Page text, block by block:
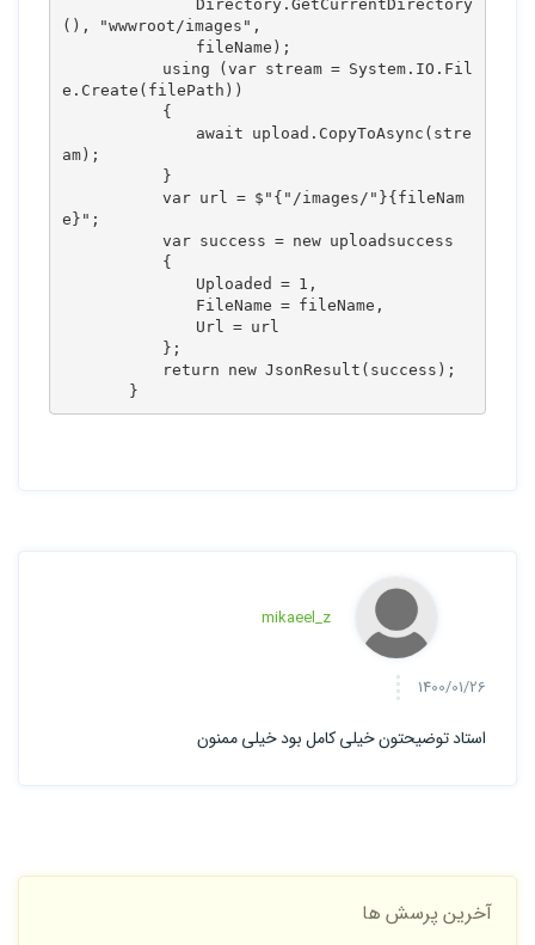
(), "wwwroot/images",
e.Create(filePath))
am);
e}";
        }
mikaeel_z
1400/01/26
استاد توضیحتون خیلی کامل بود خیلی ممنون
آخرین پرسش ها